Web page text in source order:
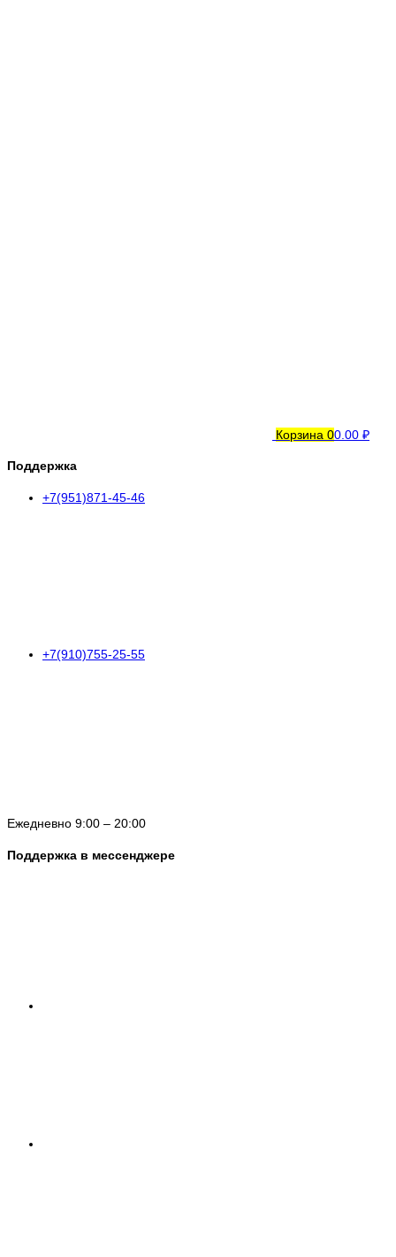
Корзина 00.00 ₽
Поддержка
+7(951)871-45-46
+7(910)755-25-55
Ежедневно 9:00 – 20:00
Поддержка в мессенджере